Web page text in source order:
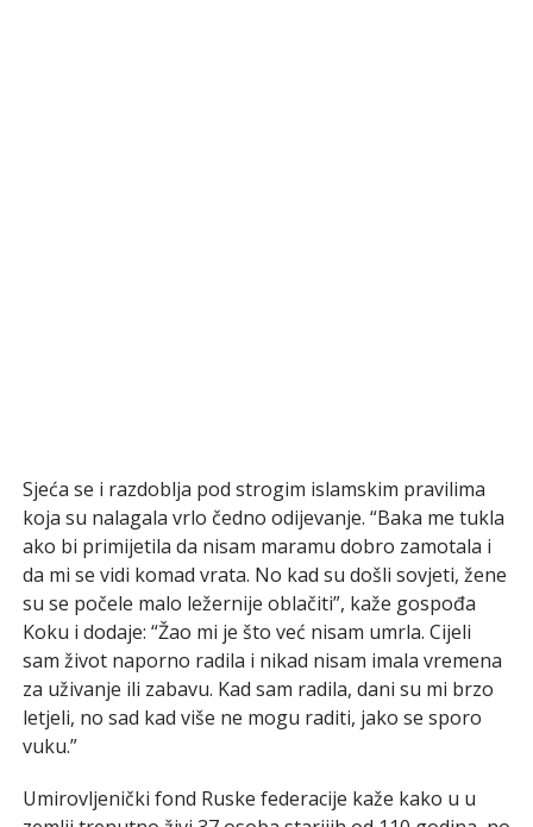
Sjeća se i razdoblja pod strogim islamskim pravilima
koja su nalagala vrlo čedno odijevanje. “Baka me tukla
ako bi primijetila da nisam maramu dobro zamotala i
da mi se vidi komad vrata. No kad su došli sovjeti, žene
su se počele malo ležernije oblačiti”, kaže gospođa
Koku i dodaje: “Žao mi je što već nisam umrla. Cijeli
sam život naporno radila i nikad nisam imala vremena
za uživanje ili zabavu. Kad sam radila, dani su mi brzo
letjeli, no sad kad više ne mogu raditi, jako se sporo
vuku.”
Umirovljenički fond Ruske federacije kaže kako u u